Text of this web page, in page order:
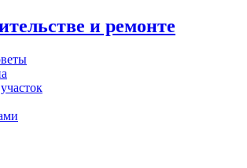
и ремонте